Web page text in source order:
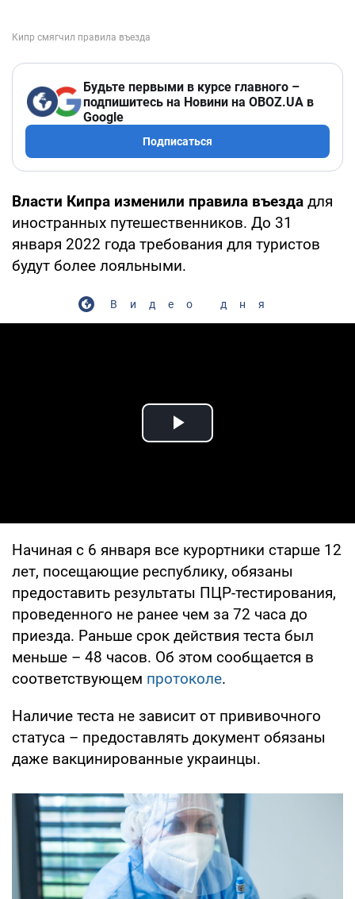
Будьте первыми в курсе главного –
подпишитесь на Новини на OBOZ.UA в
Google
Подписаться
Власти Кипра изменили правила въезда для
иностранных путешественников. До 31
января 2022 года требования для туристов
будут более лояльными.
Видео дня
Play Video
Начиная с 6 января все курортники старше 12
лет, посещающие республику, обязаны
предоставить результаты ПЦР-тестирования,
проведенного не ранее чем за 72 часа до
приезда. Раньше срок действия теста был
меньше – 48 часов. Об этом сообщается в
соответствующем протоколе.
Наличие теста не зависит от прививочного
статуса – предоставлять документ обязаны
даже вакцинированные украинцы.